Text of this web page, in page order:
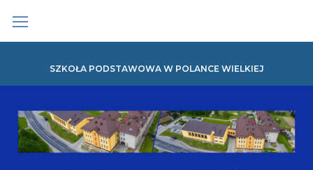
content
SZKOŁA PODSTAWOWA W POLANCE WIELKIEJ